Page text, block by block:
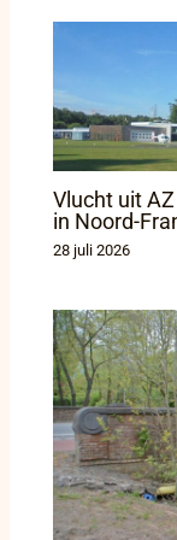
Vlucht uit
in Noord-
28 juli 2026